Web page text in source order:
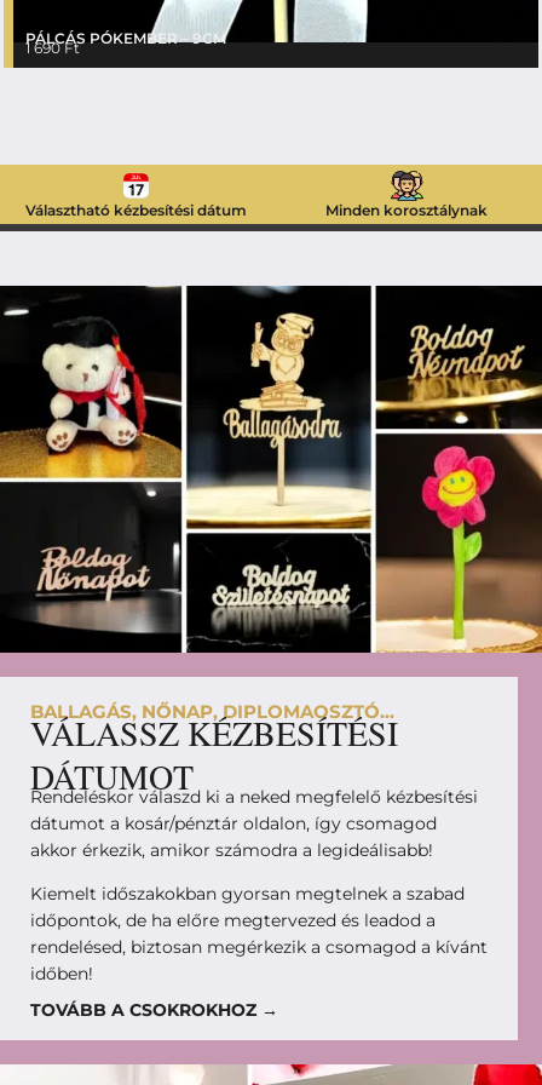
PÁLCÁS PÓKEMBER – 9CM
1 690Ft
Választható kézbesítési dátum Minden korosztálynak
BALLAGÁS, NŐNAP, DIPLOMAOSZTÓ...
VÁLASSZ KÉZBESÍTÉSI
DÁTUMOT
Rendeléskor válaszd ki a neked megfelelő kézbesítési
dátumot a kosár/pénztár oldalon, így csomagod
akkor érkezik, amikor számodra a legideálisabb!
Kiemelt időszakokban gyorsan megtelnek a szabad
időpontok, de ha előre megtervezed és leadod a
rendelésed, biztosan megérkezik a csomagod a kívánt
időben!
TOVÁBB A CSOKROKHOZ →